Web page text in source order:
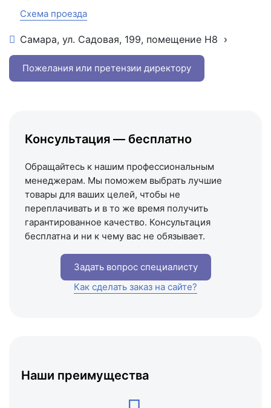
Схема проезда
Самара, ул. Садовая, 199, помещение Н8
+7 (993) 993-77-22
Написать в МАКС
Схема проезда
Пожелания или претензии директору
Наши преимущества
Консультация — бесплатно
Обращайтесь к нашим профессиональным
менеджерам. Мы поможем выбрать лучшие
товары для ваших целей, чтобы не
переплачивать и в то же время получить
гарантированное качество. Консультация
бесплатна и ни к чему вас не обязывает.
Задать вопрос специалисту
Как сделать заказ на сайте?